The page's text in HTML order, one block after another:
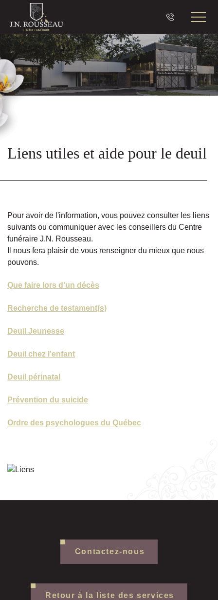
Aller au contenu principal
Liens utiles et aide pour le deuil
Pour avoir de l'information, vous pouvez consulter les liens
suivants ou communiquer avec les conseillers du Centre
funéraire J.N. Rousseau.
Il nous fera plaisir de vous renseigner du mieux que nous
pouvons.
Que faire lors d'un décès
Recherche de testament(s)
Deuil Jeunesse
Deuil chez l'enfant
Deuil périnatal
Prévention du suicide
Ordre des psychologues du Québec
Retour à la liste des services
Contactez-nous